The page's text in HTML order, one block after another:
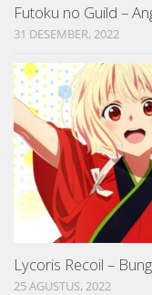
Futoku no Guild –
31 DESEMBER, 2022
Lycoris Recoil –
25 AGUSTUS, 2022